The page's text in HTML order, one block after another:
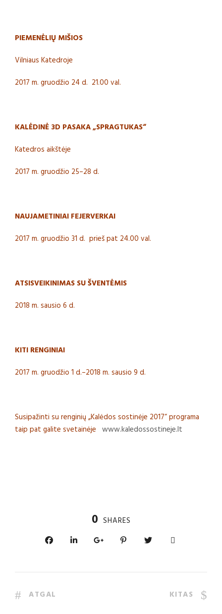
PIEMENĖLIŲ MIŠIOS
Vilniaus Katedroje
2017 m. gruodžio 24 d. 21.00 val.
KALĖDINĖ 3D PASAKA „SPRAGTUKAS“
Katedros aikštėje
2017 m. gruodžio 25–28 d.
NAUJAMETINIAI FEJERVERKAI
2017 m. gruodžio 31 d. prieš pat 24.00 val.
ATSISVEIKINIMAS SU ŠVENTĖMIS
2018 m. sausio 6 d.
KITI RENGINIAI
2017 m. gruodžio 1 d.–2018 m. sausio 9 d.
Susipažinti su renginių „Kalėdos sostinėje 2017“ programa
taip pat galite svetainėje www.kaledossostineje.lt
0 SHARES
ATGAL KITAS